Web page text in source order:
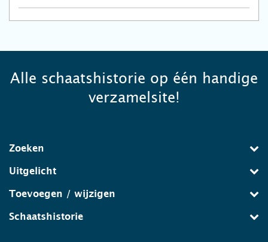
Alle schaatshistorie op één handige
verzamelsite!
Zoeken
Uitgelicht
Toevoegen / wijzigen
Schaatshistorie